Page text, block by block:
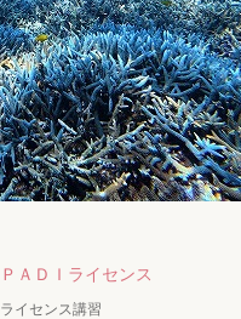
ＰＡＤＩライセンス
ライセンス講習